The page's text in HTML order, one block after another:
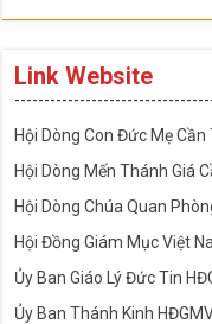
Link Website
Hội Dòng Con Đức Mẹ Cần
Hội Dòng Mến Thánh Giá
Hội Dòng Chúa Quan
Hội Đồng Giám Mục Việt
Ủy Ban Giáo Lý Đức Tin
Ủy Ban Thánh Kinh